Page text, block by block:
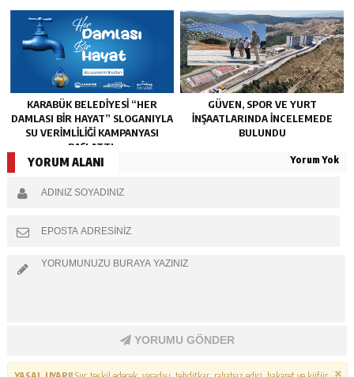
KARABÜK BELEDİYESİ “HER
DAMLASI BİR HAYAT” SLOGANIYLA
SU VERİMLİLİĞİ KAMPANYASI
BAŞLATTI.
GÜVEN, SPOR VE YURT
İNŞAATLARINDA İNCELEMEDE
BULUNDU
YORUM ALANI Yorum Yok
YORUMU GÖNDER